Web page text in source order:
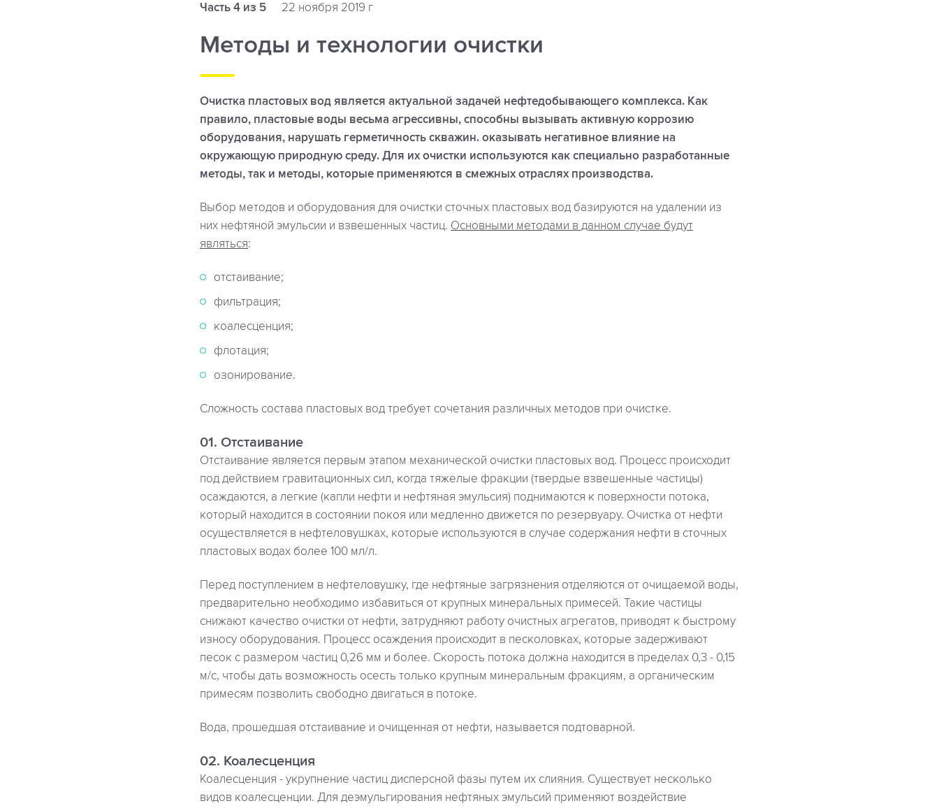
Часть 4 из 5 22 ноября 2019 г
Методы и технологии очистки
Очистка пластовых вод является актуальной задачей нефтедобывающего комплекса. Как
правило, пластовые воды весьма агрессивны, способны вызывать активную коррозию
оборудования, нарушать герметичность скважин. оказывать негативное влияние на
окружающую природную среду. Для их очистки используются как специально разработанные
методы, так и методы, которые применяются в смежных отраслях производства.
Выбор методов и оборудования для очистки сточных пластовых вод базируются на удалении из
них нефтяной эмульсии и взвешенных частиц. Основными методами в данном случае будут
являться:
отстаивание;
фильтрация;
коалесценция;
флотация;
озонирование.
Сложность состава пластовых вод требует сочетания различных методов при очистке.
01. Отстаивание
Отстаивание является первым этапом механической очистки пластовых вод. Процесс происходит
под действием гравитационных сил, когда тяжелые фракции (твердые взвешенные частицы)
осаждаются, а легкие (капли нефти и нефтяная эмульсия) поднимаются к поверхности потока,
который находится в состоянии покоя или медленно движется по резервуару. Очистка от нефти
осуществляется в нефтеловушках, которые используются в случае содержания нефти в сточных
пластовых водах более 100 мл/л.
Перед поступлением в нефтеловушку, где нефтяные загрязнения отделяются от очищаемой воды,
предварительно необходимо избавиться от крупных минеральных примесей. Такие частицы
снижают качество очистки от нефти, затрудняют работу очистных агрегатов, приводят к быстрому
износу оборудования. Процесс осаждения происходит в песколовках, которые задерживают
песок с размером частиц 0,26 мм и более. Скорость потока должна находится в пределах 0,3 - 0,15
м/с, чтобы дать возможность осесть только крупным минеральным фракциям, а органическим
примесям позволить свободно двигаться в потоке.
Вода, прошедшая отстаивание и очищенная от нефти, называется подтоварной.
02. Коалесценция
Коалесценция - укрупнение частиц дисперсной фазы путем их слияния. Существует несколько
видов коалесценции. Для деэмульгирования нефтяных эмульсий применяют воздействие